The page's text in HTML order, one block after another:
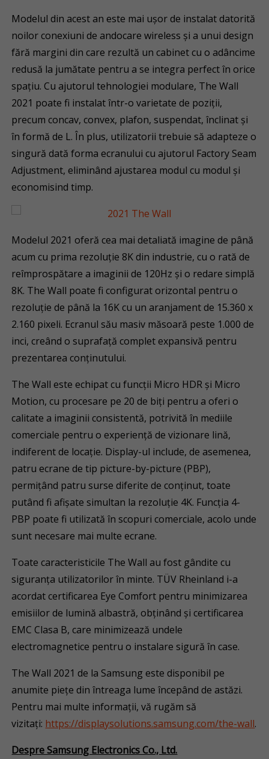
Modelul din acest an este mai ușor de instalat datorită
noilor conexiuni de andocare wireless și a unui design
fără margini din care rezultă un cabinet cu o adâncime
redusă la jumătate pentru a se integra perfect în orice
spațiu. Cu ajutorul tehnologiei modulare, The Wall
2021 poate fi instalat într-o varietate de poziții,
precum concav, convex, plafon, suspendat, înclinat și
în formă de L. În plus, utilizatorii trebuie să adapteze o
singură dată forma ecranului cu ajutorul Factory Seam
Adjustment, eliminând ajustarea modul cu modul și
economisind timp.
Modelul 2021 oferă cea mai detaliată imagine de până
acum cu prima rezoluție 8K din industrie, cu o rată de
reîmprospătare a imaginii de 120Hz și o redare simplă
8K. The Wall poate fi configurat orizontal pentru o
rezoluție de până la 16K cu un aranjament de 15.360 x
2.160 pixeli. Ecranul său masiv măsoară peste 1.000 de
inci, creând o suprafață complet expansivă pentru
prezentarea conținutului.
The Wall este echipat cu funcții Micro HDR și Micro
Motion, cu procesare pe 20 de biți pentru a oferi o
calitate a imaginii consistentă, potrivită în mediile
comerciale pentru o experiență de vizionare lină,
indiferent de locație. Display-ul include, de asemenea,
patru ecrane de tip picture-by-picture (PBP),
permițând patru surse diferite de conținut, toate
putând fi afișate simultan la rezoluție 4K. Funcția 4-
PBP poate fi utilizată în scopuri comerciale, acolo unde
sunt necesare mai multe ecrane.
Toate caracteristicile The Wall au fost gândite cu
siguranța utilizatorilor în minte. TÜV Rheinland i-a
acordat certificarea Eye Comfort pentru minimizarea
emisiilor de lumină albastră, obținând și certificarea
EMC Clasa B, care minimizează undele
electromagnetice pentru o instalare sigură în case.
The Wall 2021 de la Samsung este disponibil pe
anumite piețe din întreaga lume începând de astăzi.
Pentru mai multe informații, vă rugăm să
vizitați: https://displaysolutions.samsung.com/the-wall.
Despre Samsung Electronics Co., Ltd.